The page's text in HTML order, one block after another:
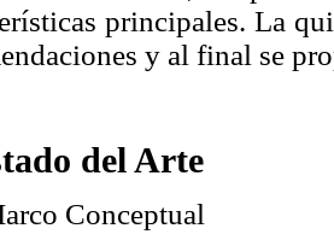
principales. La
y al final se
del Arte
Conceptual